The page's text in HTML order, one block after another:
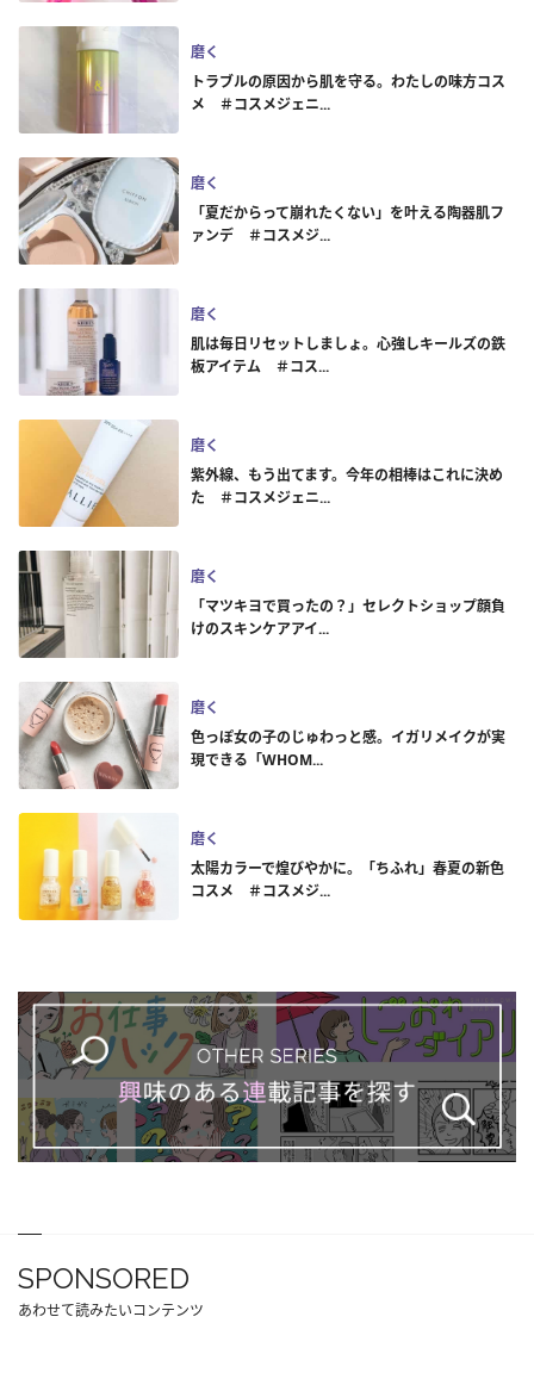
磨く
トラブルの原因から肌を守る。わたしの味方コス
メ ＃コスメジェニ...
磨く
「夏だからって崩れたくない」を叶える陶器肌フ
ァンデ ＃コスメジ...
磨く
肌は毎日リセットしましょ。心強しキールズの鉄
板アイテム ＃コス...
磨く
紫外線、もう出てます。今年の相棒はこれに決め
た ＃コスメジェニ...
磨く
「マツキヨで買ったの？」セレクトショップ顔負
けのスキンケアアイ...
磨く
色っぽ女の子のじゅわっと感。イガリメイクが実
現できる「WHOM...
磨く
太陽カラーで煌びやかに。「ちふれ」春夏の新色
コスメ ＃コスメジ...
SPONSORED
あわせて読みたいコンテンツ